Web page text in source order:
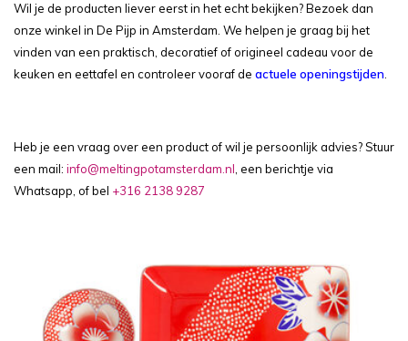
Wil je de producten liever eerst in het echt bekijken? Bezoek dan
onze winkel in De Pijp in Amsterdam. We helpen je graag bij het
vinden van een praktisch, decoratief of origineel cadeau voor de
keuken en eettafel en controleer vooraf de actuele openingstijden
Heb je een vraag over een product of wil je persoonlijk advies? Stuur
een mail: info@meltingpotamsterdam.nl , een berichtje via
Whatsapp, of bel +316 2138 9287